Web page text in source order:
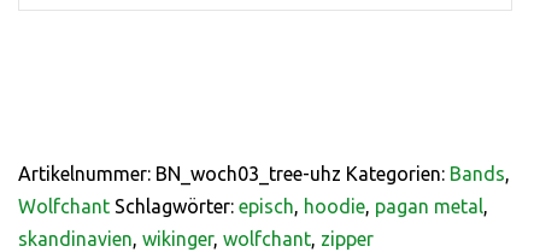
Artikelnummer: BN_woch03_tree-uhz Kategorien: Bands,
Wolfchant Schlagwörter: episch, hoodie, pagan metal,
skandinavien, wikinger, wolfchant, zipper